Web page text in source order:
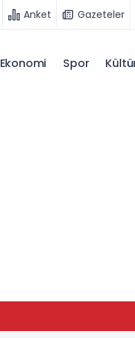
Anket Gazeteler
Ekonomi Spor